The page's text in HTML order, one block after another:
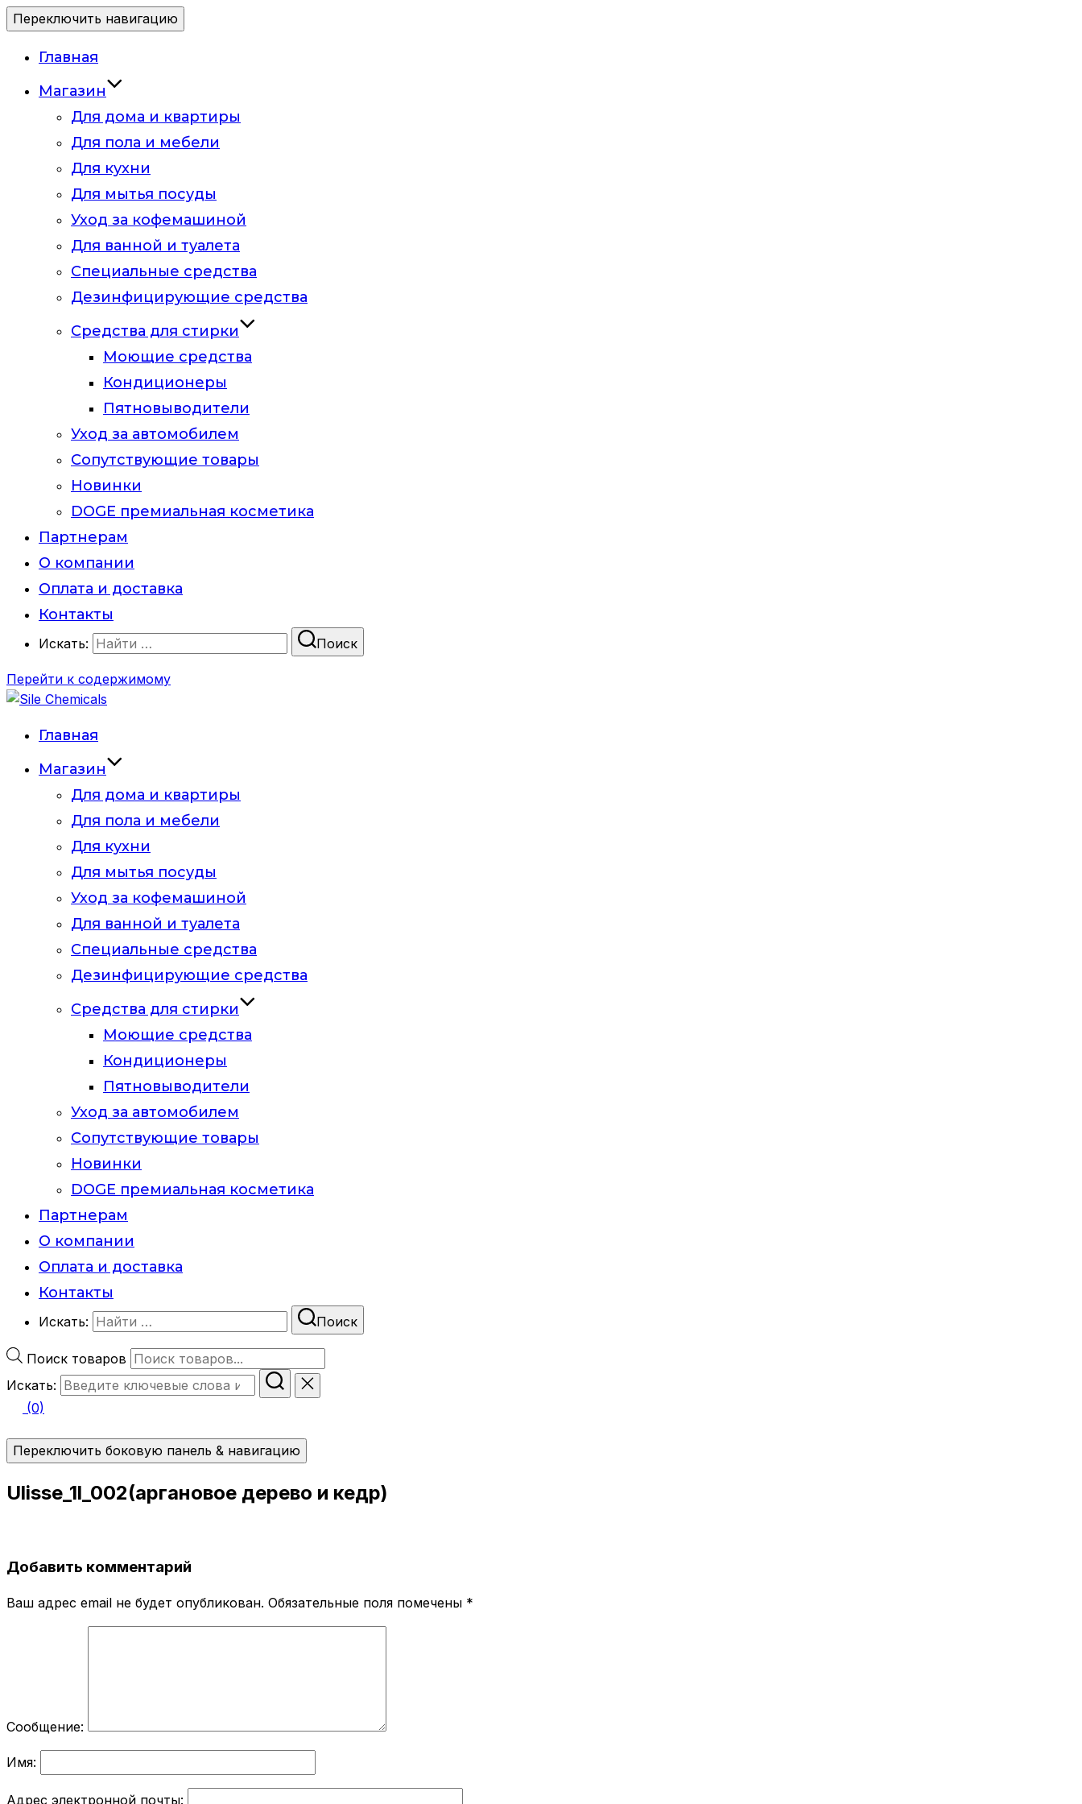
Переключить навигацию
Главная
Магазин
Для дома и квартиры
Для пола и мебели
Для кухни
Для мытья посуды
Уход за кофемашиной
Для ванной и туалета
Специальные средства
Дезинфицирующие средства
Средства для стирки
Моющие средства
Кондиционеры
Пятновыводители
Уход за автомобилем
Сопутствующие товары
Новинки
DOGE премиальная косметика
Партнерам
О компании
Оплата и доставка
Контакты
Искать: Поиск
Перейти к содержимому
Главная
Магазин
Для дома и квартиры
Для пола и мебели
Для кухни
Для мытья посуды
Уход за кофемашиной
Для ванной и туалета
Специальные средства
Дезинфицирующие средства
Средства для стирки
Моющие средства
Кондиционеры
Пятновыводители
Уход за автомобилем
Сопутствующие товары
Новинки
DOGE премиальная косметика
Партнерам
О компании
Оплата и доставка
Контакты
Искать: Поиск
Поиск товаров
Искать:
(0)
Переключить боковую панель & навигацию
Ulisse_1l_002(аргановое дерево и кедр)
Добавить комментарий
Ваш адрес email не будет опубликован. Обязательные поля помечены *
Сообщение:
Имя:
Адрес электронной почты: